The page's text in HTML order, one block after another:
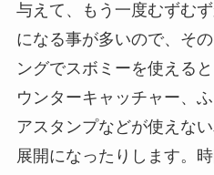
与えて、もう一度むずむ
になる事が多いので、そ
ングでスボミーを使える
ウンターキャッチャー、
アスタンプなどが使えな
展開になったりします。